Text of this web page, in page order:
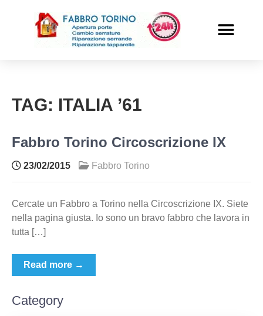
TAG: ITALIA ’61
Fabbro Torino Circoscrizione IX
23/02/2015 Fabbro Torino
Cercate un Fabbro a Torino nella Circoscrizione IX. Siete
nella pagina giusta. Io sono un bravo fabbro che lavora in
tutta […]
Read more →
Category